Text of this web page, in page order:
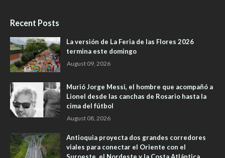
Recent Posts
La versión de La Feria de las Flores 2026
termina este domingo
August 09, 2026
Murió Jorge Messi, el hombre que acompañó a
Lionel desde las canchas de Rosario hasta la
cima del fútbol
August 08, 2026
Antioquia proyecta dos grandes corredores
viales para conectar el Oriente con el